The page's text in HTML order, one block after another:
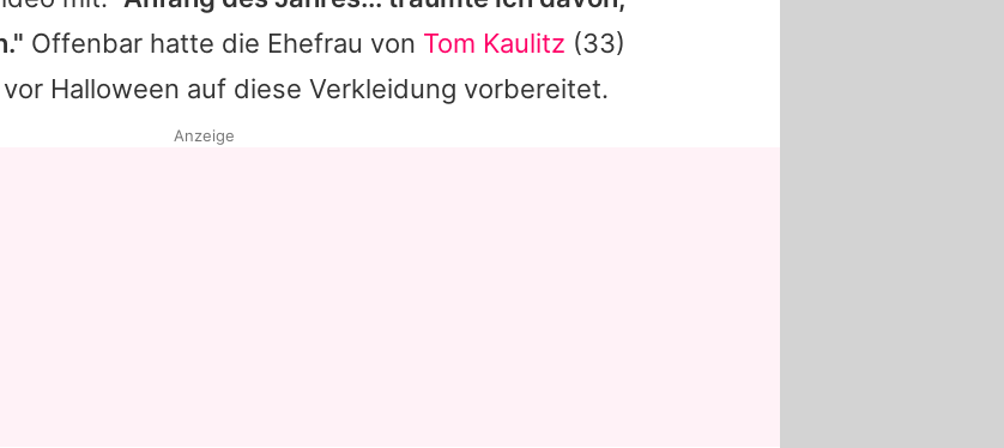
Offenbar hatte die Ehefrau von Tom Kaulitz (33)
Halloween auf diese Verkleidung vorbereitet.
Anzeige